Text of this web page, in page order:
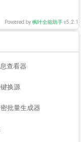
Powered by枫叶全能助手v5.2.1
查看器
换源
批量生成器